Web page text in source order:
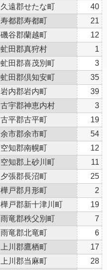
久遠郡せたな町
40
寿都郡寿都町
21
磯谷郡蘭越町
12
虻田郡真狩村
1
虻田郡喜茂別町
3
虻田郡倶知安町
35
岩内郡岩内町
39
古宇郡神恵内村
3
古平郡古平町
19
余市郡余市町
54
空知郡南幌町
12
空知郡上砂川町
11
夕張郡長沼町
25
樺戸郡月形町
2
樺戸郡新十津川町
19
雨竜郡秩父別町
7
雨竜郡北竜町
6
上川郡鷹栖町
17
上川郡当麻町
28